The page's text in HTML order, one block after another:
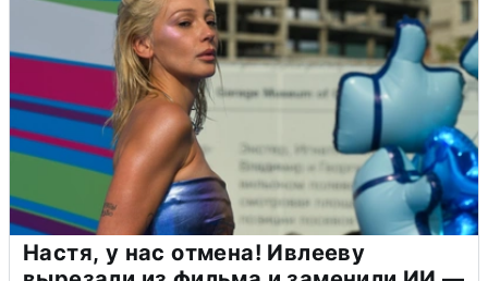
Настя, у нас отмена! Ивлееву